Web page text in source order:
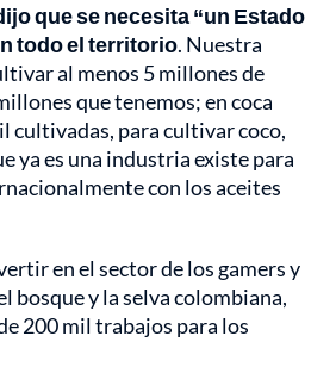
que se necesita “un Estado
todo el territorio. Nuestra
al menos 5 millones de
que tenemos; en coca
cultivadas, para cultivar coco,
ya es una industria existe para
con los aceites
en el sector de los gamers y
bosque y la selva colombiana,
200 mil trabajos para los